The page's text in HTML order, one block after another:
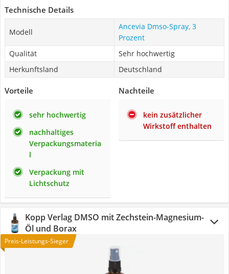
Technische Details
Modell
Ancevia Dmso-Spray, 3
Prozent
Qualität
Sehr hochwertig
Herkunftsland
Deutschland
Vorteile
sehr hochwertig
nachhaltiges
Verpackungsmateria
l
Verpackung mit
Lichtschutz
Nachteile
kein zusätzlicher
Wirkstoff enthalten
Kopp Verlag DMSO mit Zechstein-Magnesium-
Öl und Borax
Preis-Leistungs-Sieger